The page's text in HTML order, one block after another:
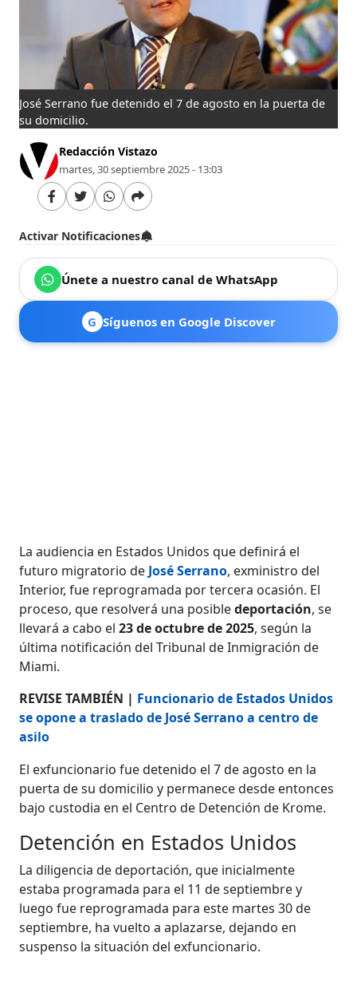
José Serrano fue detenido el 7 de agosto en la puerta de
su domicilio.
Redacción Vistazo
martes, 30 septiembre 2025 - 13:03
Activar Notificaciones
Únete a nuestro canal de WhatsApp
G Síguenos en Google Discover
La audiencia en Estados Unidos que definirá el
futuro migratorio de José Serrano, exministro del
Interior, fue reprogramada por tercera ocasión. El
proceso, que resolverá una posibledeportación, se
llevará a cabo el23 de octubre de 2025, según la
última notificación del Tribunal de Inmigración de
Miami.
REVISE TAMBIÉN | Funcionario de Estados Unidos
se opone a traslado de José Serrano a centro de
asilo
El exfuncionario fue detenido el 7 de agosto en la
puerta de su domicilio y permanece desde entonces
bajo custodia en el Centro de Detención de Krome.
Detención en Estados Unidos
La diligencia de deportación, que inicialmente
estaba programada para el 11 de septiembre y
luego fue reprogramada para este martes 30 de
septiembre, ha vuelto a aplazarse, dejando en
suspenso la situación del exfuncionario.